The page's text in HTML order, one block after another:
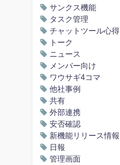
サンクス機能
タスク管理
チャットツール心得
トーク
ニュース
メンバー向け
ワウサギ4コマ
他社事例
共有
外部連携
安否確認
新機能リリース情報
日報
管理画面